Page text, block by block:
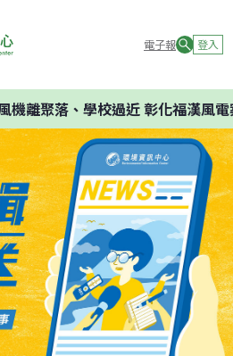
電子報 登入
離聚落、學校過近 彰化福漢風電